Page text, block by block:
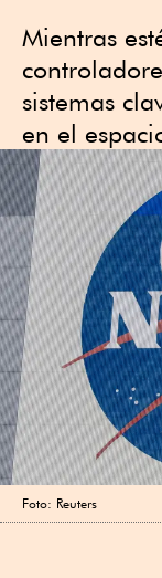
Mientras
sistemas
en el
Foto: Reuters